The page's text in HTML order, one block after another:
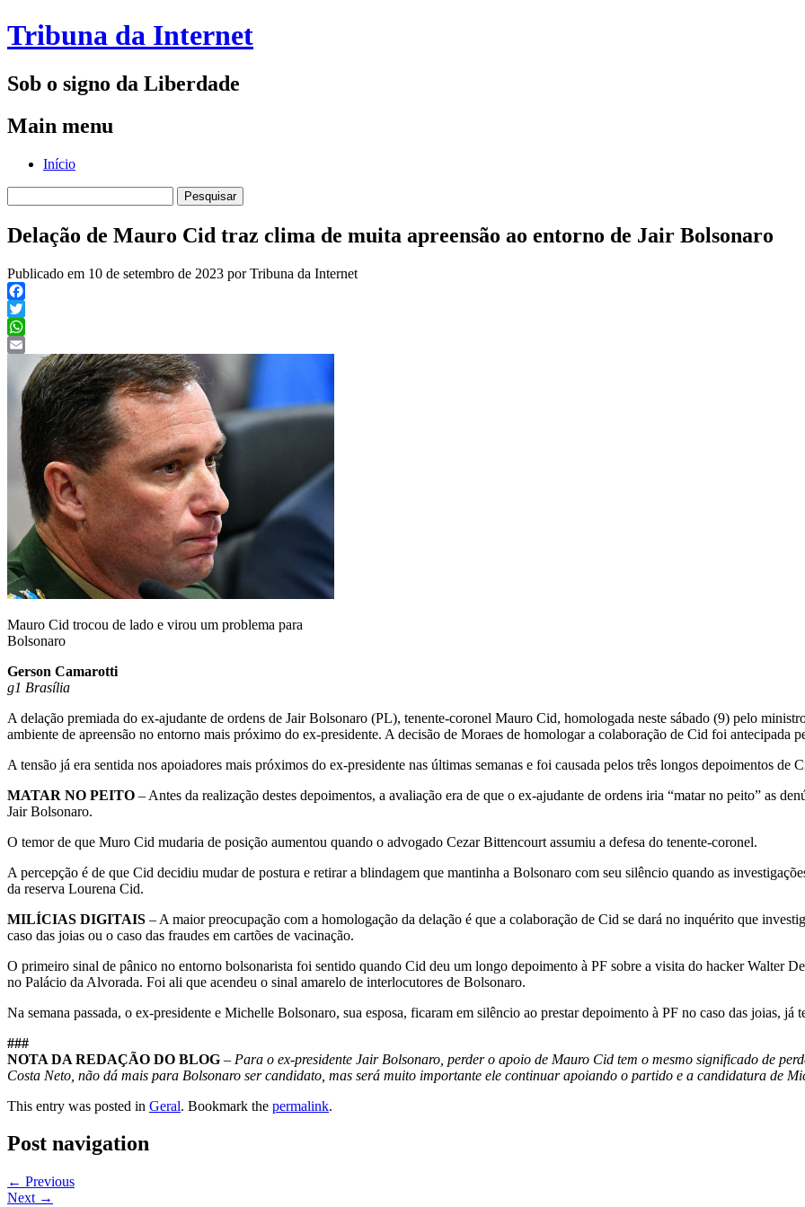
Tribuna da Internet
Sob o signo da Liberdade
Main menu
Skip
Início
por:
Delação de Mauro Cid traz clima de muita apreensão ao entorno de Jair Bolsonaro
Publicado em 10 de setembro de 2023 por Tribuna da Internet
Facebook
Twitter
WhatsApp
Email
Mauro Cid trocou de lado e virou um problema para
Bolsonaro
Gerson Camarotti
g1 Brasília
A delação premiada do ex-ajudante de ordens de Jair Bolsonaro (PL), tenente-coronel Mauro Cid, homologada neste sábado (9) pelo
ambiente de apreensão no entorno mais próximo do ex-presidente. A decisão de Moraes de homologar a colaboração de Cid foi antecipada
A tensão já era sentida nos apoiadores mais próximos do ex-presidente nas últimas semanas e foi causada pelos três longos depoimentos de
MATAR NO PEITO – Antes da realização destes depoimentos, a avaliação era de que o ex-ajudante de ordens iria “matar no peito” as
Jair Bolsonaro.
O temor de que Muro Cid mudaria de posição aumentou quando o advogado Cezar Bittencourt assumiu a defesa do tenente-coronel.
A percepção é de que Cid decidiu mudar de postura e retirar a blindagem que mantinha a Bolsonaro com seu silêncio quando as
da reserva Lourena Cid.
MILÍCIAS DIGITAIS – A maior preocupação com a homologação da delação é que a colaboração de Cid se dará no inquérito que
caso das joias ou o caso das fraudes em cartões de vacinação.
O primeiro sinal de pânico no entorno bolsonarista foi sentido quando Cid deu um longo depoimento à PF sobre a visita do hacker Walter
no Palácio da Alvorada. Foi ali que acendeu o sinal amarelo de interlocutores de Bolsonaro.
Na semana passada, o ex-presidente e Michelle Bolsonaro, sua esposa, ficaram em silêncio ao prestar depoimento à PF no caso das joias, já
###
NOTA DA REDAÇÃO DO BLOG – Para o ex-presidente Jair Bolsonaro, perder o apoio de Mauro Cid tem o mesmo significado de
Costa Neto, não dá mais para Bolsonaro ser candidato, mas será muito importante ele continuar apoiando o partido e a candidatura de
This entry was posted in Geral. Bookmark the permalink.
Post navigation
← Previous
Next →